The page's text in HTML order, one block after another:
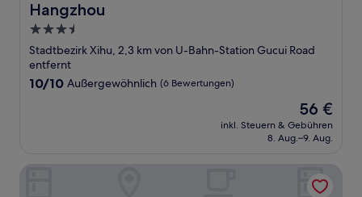
Hangzhou
3.5-
Sterne-
Unterkunft
Stadtbezirk Xihu, 2,3 km von U-Bahn-Station Gucui Road
entfernt
10.0
10/10 Außergewöhnlich (6 Bewertungen)
Der
Preis
beträgt
56 €
inkl. Steuern & Gebühren
8. Aug.–9. Aug.